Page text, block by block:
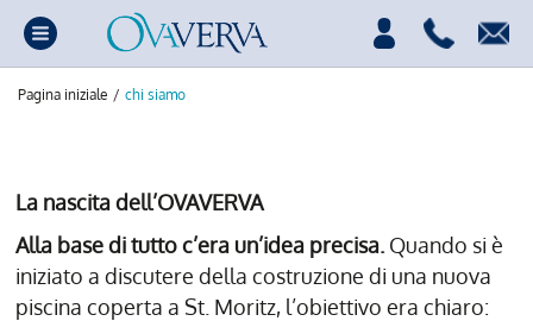
Pagina iniziale / chi siamo
La nascita dell’OVAVERVA
Alla base di tutto c’era un’idea precisa. Quando si è
iniziato a discutere della costruzione di una nuova
piscina coperta a St. Moritz, l’obiettivo era chiaro: